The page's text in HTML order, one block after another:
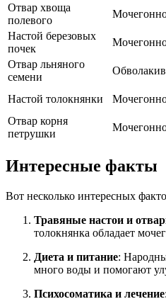
Отвар хвоща
полевого
Настой березовых
почек
Отвар льняного
семени
Настой толокнянки
Отвар корня
петрушки
Интересные факты
Вот несколько интересных
Травяные настои и
толокнянка обладает
Диета и питание:
много воды и помогают
Психосоматика и лечение